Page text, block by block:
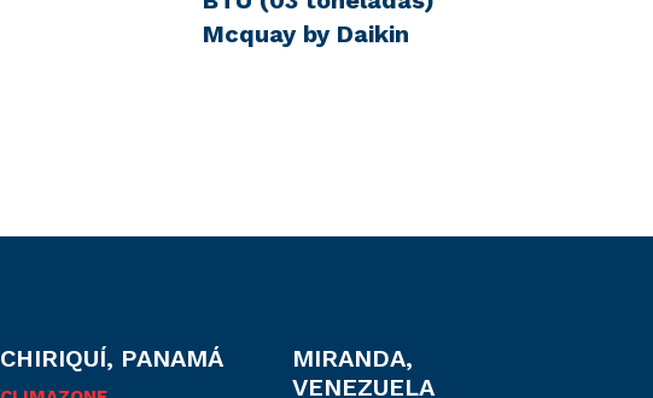
Mcquay by Daikin
CHIRIQUÍ, PANAMÁ
MIRANDA,
VENEZUELA